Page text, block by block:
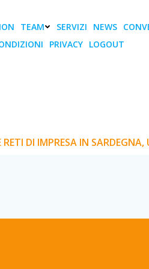
TEAM SERVIZI NEWS
PRIVACY LOGOUT
DI IMPRESA IN SARDEGNA,